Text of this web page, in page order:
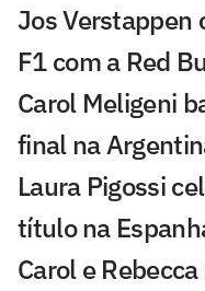
Jos Verstappen
F1 com a Red
Carol Meligeni
final na
Laura Pigossi
título na
Carol e